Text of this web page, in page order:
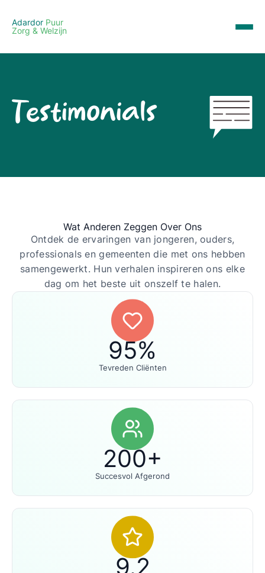
Adardor Puur
Zorg & Welzijn
Testimonials
Wat Anderen Zeggen Over Ons
Ontdek de ervaringen van jongeren, ouders,
professionals en gemeenten die met ons hebben
samengewerkt. Hun verhalen inspireren ons elke
dag om het beste uit onszelf te halen.
95%
Tevreden Cliënten
200+
Succesvol Afgerond
9.2